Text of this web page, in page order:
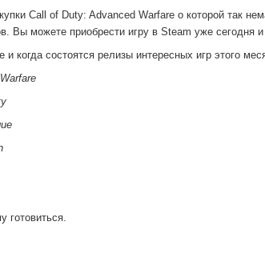
Call of Duty: Advanced Warfare о которой так
Вы можете приобрести игру в Steam уже сегодня и
когда состоятся релизы интересных игр этого
готовиться.